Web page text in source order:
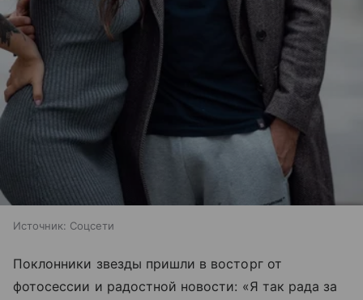
Источник: Соцсети
Поклонники звезды пришли в восторг от
фотосессии и радостной новости: «Я так рада за